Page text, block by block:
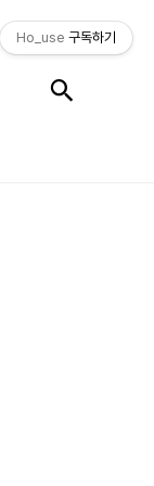
Ho_use 구독하기